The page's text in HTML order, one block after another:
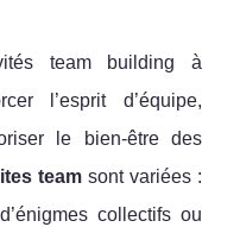
team building à
l’esprit d’équipe,
le bien-être des
teamsont variées :
collectifs ou